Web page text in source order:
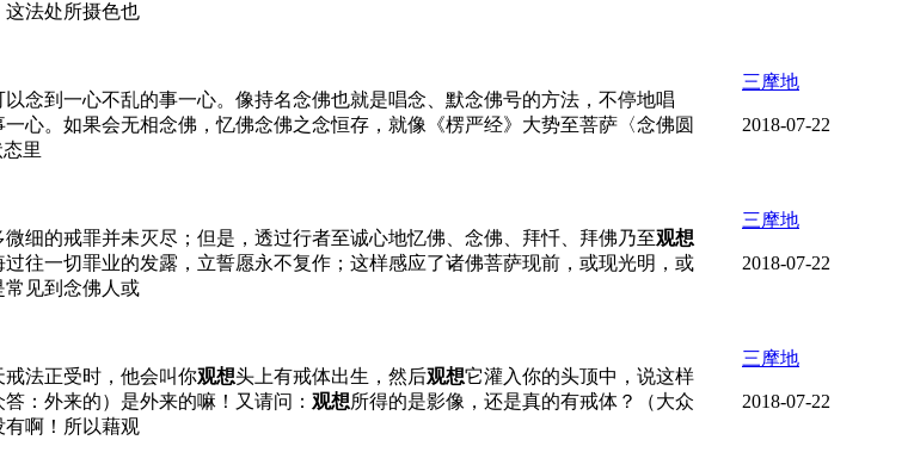
这法处所摄色也
念到一心不乱的事一心。像持名念佛也就是唱念、默念佛号的方法，不停地唱
心。如果会无相念佛，忆佛念佛之念恒存，就像《楞严经》大势至菩萨〈念佛圆
里
三摩地
2018-07-22
细的戒罪并未灭尽；但是，透过行者至诚心地忆佛、念佛、拜忏、拜佛乃至观想
往一切罪业的发露，立誓愿永不复作；这样感应了诸佛菩萨现前，或现光明，或
常见到念佛人或
三摩地
2018-07-22
法正受时，他会叫你观想头上有戒体出生，然后观想它灌入你的头顶中，说这样
：外来的）是外来的嘛！又请问： 观想所得的是影像，还是真的有戒体？（大众
啊！所以藉观
三摩地
2018-07-22